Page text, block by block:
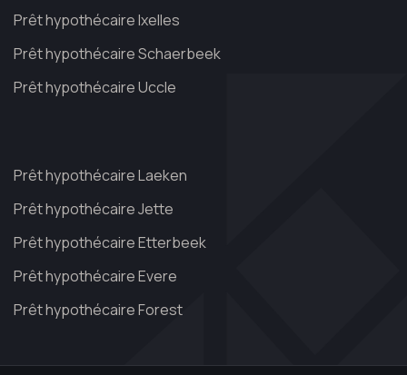
Prêt hypothécaire Ixelles
Prêt hypothécaire Schaerbeek
Prêt hypothécaire Uccle
Prêt hypothécaire Laeken
Prêt hypothécaire Jette
Prêt hypothécaire Etterbeek
Prêt hypothécaire Evere
Prêt hypothécaire Forest